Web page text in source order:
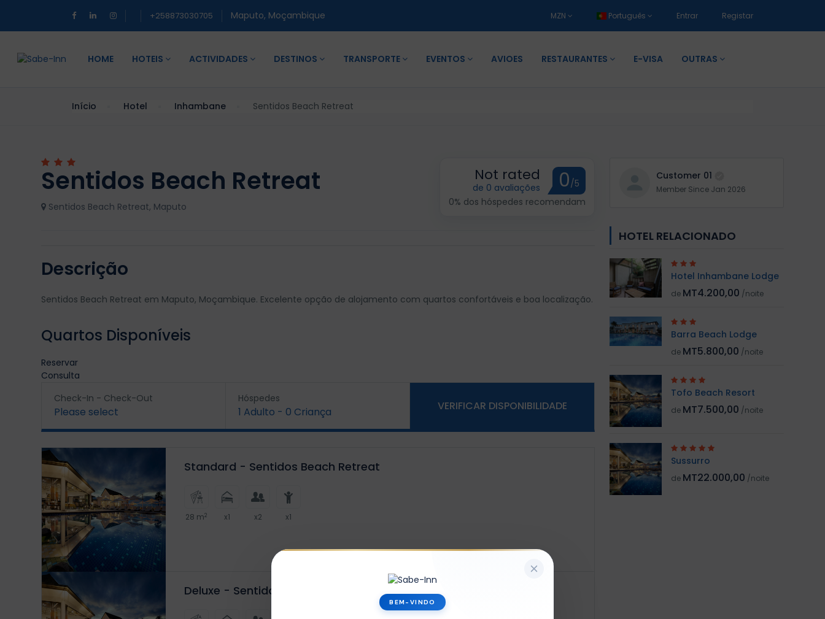
+258873030705 Maputo, Moçambique MZN Português Entrar Registar
HOME HOTEIS ACTIVIDADES DESTINOS TRANSPORTE EVENTOS AVIOES RESTAURANTES E-VISA OUTRAS
Início Hotel Inhambane Sentidos Beach Retreat
Sentidos Beach Retreat
Sentidos Beach Retreat, Maputo
Not rated
de 0 avaliações 0/5
0% dos hóspedes recomendam
Descrição
Sentidos Beach Retreat em Maputo, Moçambique. Excelente opção de alojamento com quartos confortáveis e boa localização.
Quartos Disponíveis
Reservar
Consulta
Check-In - Check-Out
Please select
Hóspedes
1 Adulto - 0 Criança VERIFICAR DISPONIBILIDADE
Standard - Sentidos Beach Retreat
28 m2 x1 x2 x1
Deluxe - Sentidos Beach Retreat
Customer 01
Member Since Jan 2026
HOTEL RELACIONADO
Hotel Inhambane Lodge
de MT4.200,00 /noite
Barra Beach Lodge
de MT5.800,00 /noite
Tofo Beach Resort
de MT7.500,00 /noite
Sussurro
de MT22.000,00 /noite
BEM-VINDO